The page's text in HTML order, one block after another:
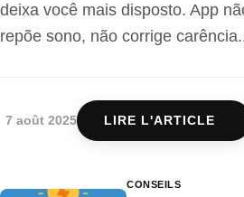
deixa você mais disposto. App
repõe sono, não corrige
7 août 2025 LIRE L'ARTICLE
CONSEILS